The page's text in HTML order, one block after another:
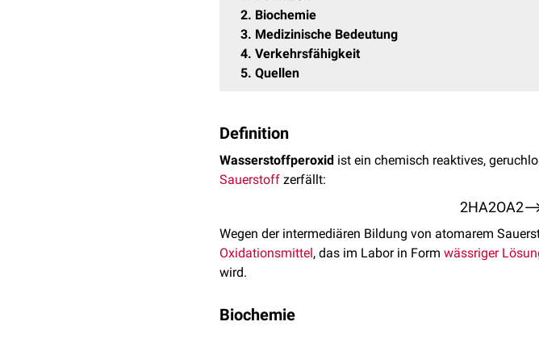
2 Biochemie
3 Medizinische Bedeutung
4 Verkehrsfähigkeit
5 Quellen
Definition
Wasserstoffperoxid ist ein chemisch reaktives,
Sauerstoff zerfällt:
2HA2OA2
Wegen der intermediären Bildung von atomarem
Oxidationsmittel, das im Labor in Form wässriger
wird.
Biochemie